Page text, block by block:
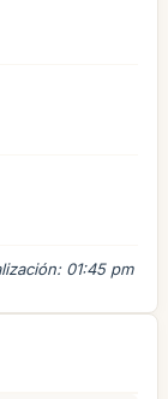
01:45 pm